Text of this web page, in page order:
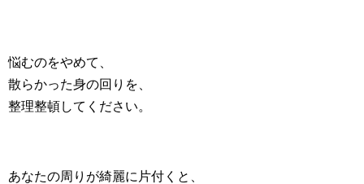
悩むのをやめて、
散らかった身の回りを、
整理整頓してください。
あなたの周りが綺麗に片付くと、